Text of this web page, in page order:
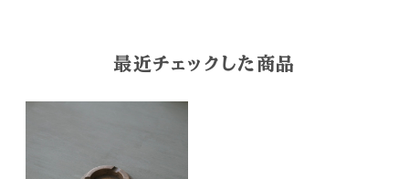
最近チェックした商品